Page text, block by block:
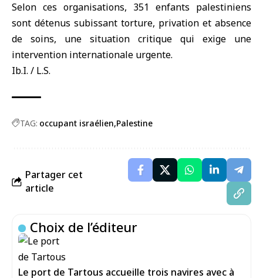
Selon ces organisations, 351 enfants palestiniens
sont détenus subissant torture, privation et absence
de soins, une situation critique qui exige une
intervention internationale urgente.
Ib.I. / L.S.
TAG: occupant israélien Palestine
Partager cet
article
Choix de l’éditeur
Le port de Tartous accueille trois navires avec à